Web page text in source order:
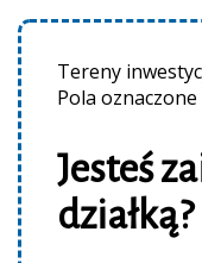
Tereny
Pola
Jesteś